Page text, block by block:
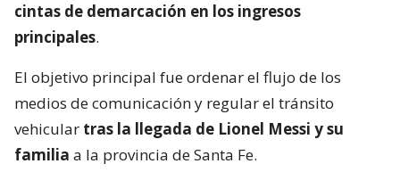
cintas de demarcación en los ingresos
principales.
El objetivo principal fue ordenar el flujo de los
medios de comunicación y regular el tránsito
vehicular tras la llegada de Lionel Messi y su
familia a la provincia de Santa Fe.